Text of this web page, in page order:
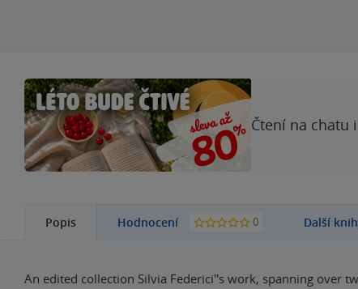
Čtení na chatu
Popis Hodnocení 0 Další
An edited collection Silvia Federici''s work, spanning over